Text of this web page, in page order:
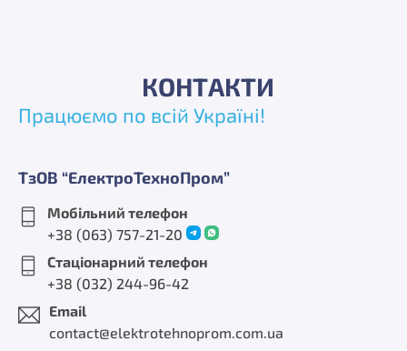
КОНТАКТИ
Працюємо по всій Україні!
ТзОВ “ЕлектроТехноПром”
Мобільний телефон
+38 (063) 757-21-20
Стаціонарний телефон
+38 (032) 244-96-42
Email
contact@elektrotehnoprom.com.ua